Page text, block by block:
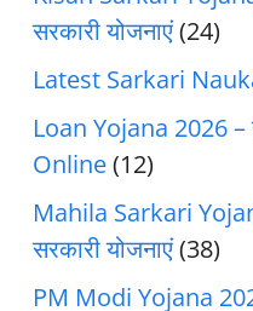
सरकारी योजनाएं(24)
Latest Sarkari
Loan Yojana 2026 –
Online(12)
Mahila Sarkari
सरकारी योजनाएं(38)
PM Modi Yojana